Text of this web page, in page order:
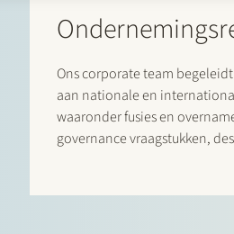
Ons corporate team
aan nationale en
waaronder fusies en
governance vraagstukken,